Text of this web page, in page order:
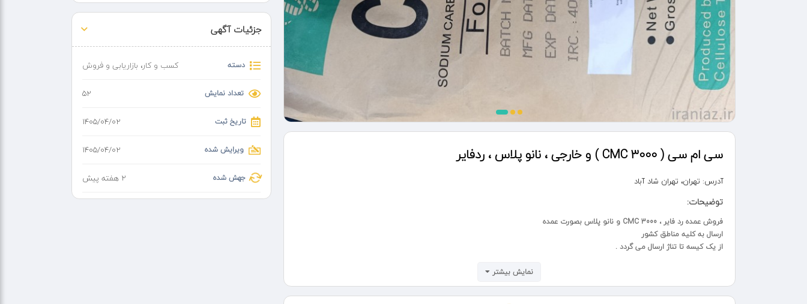
سی ام سی ( CMC 3000 ) و خارجی ، نانو پلاس ، ردفایر
آدرس: تهران، تهران شاد آباد
توضیحات:
فروش عمده رد فایر ، CMC 3000 و نانو پلاس بصورت عمده
ارسال به کلیه مناطق کشور
از یک کیسه تا تناژ ارسال می گردد .
نمایش بیشتر
جزئیات آگهی
دسته کسب و کار، بازاریابی و فروش
تعداد نمایش 52
تاریخ ثبت ۱۴۰۵/۰۴/۰۲
ویرایش شده ۱۴۰۵/۰۴/۰۲
جهش شده 2 هفته پیش